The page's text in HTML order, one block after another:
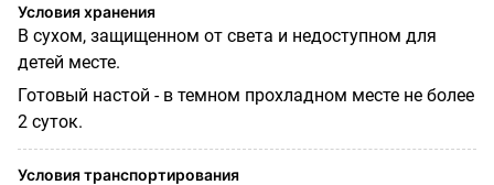
Условия хранения
В сухом, защищенном от света и недоступном для
детей месте.
Готовый настой - в темном прохладном месте не более
2 суток.
Условия транспортирования